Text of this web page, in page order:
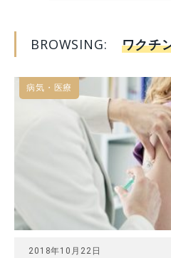
BROWSING: ワクチ
病気・医療
2018年10月22日